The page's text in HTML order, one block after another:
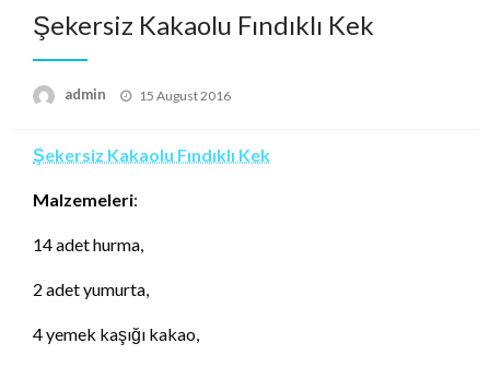
Şekersiz Kakaolu Fındıklı Kek
admin
Posted
15 August 2016
Şekersiz Kakaolu Fındıklı Kek
Malzemeleri:
14 adet hurma,
2 adet yumurta,
4 yemek kaşığı kakao,